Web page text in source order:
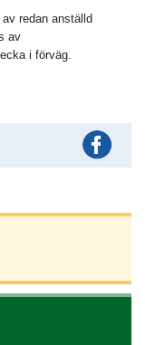
redan anställd
av
i förväg.